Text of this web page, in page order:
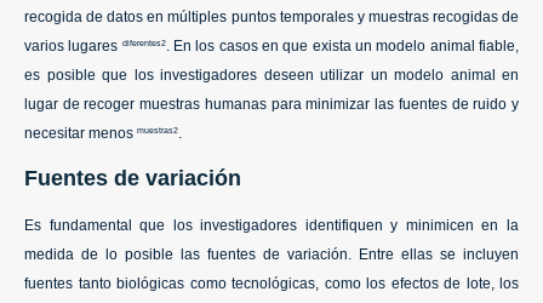
recogida de datos en múltiples puntos temporales y muestras recogidas de
varios lugares diferentes2. En los casos en que exista un modelo animal fiable,
es posible que los investigadores deseen utilizar un modelo animal en
lugar de recoger muestras humanas para minimizar las fuentes de ruido y
necesitar menos muestras2.
Fuentes de variación
Es fundamental que los investigadores identifiquen y minimicen en la
medida de lo posible las fuentes de variación. Entre ellas se incluyen
fuentes tanto biológicas como tecnológicas, como los efectos de lote, los